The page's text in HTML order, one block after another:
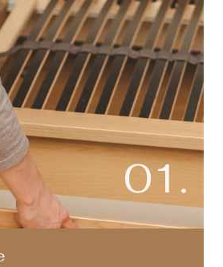
01.